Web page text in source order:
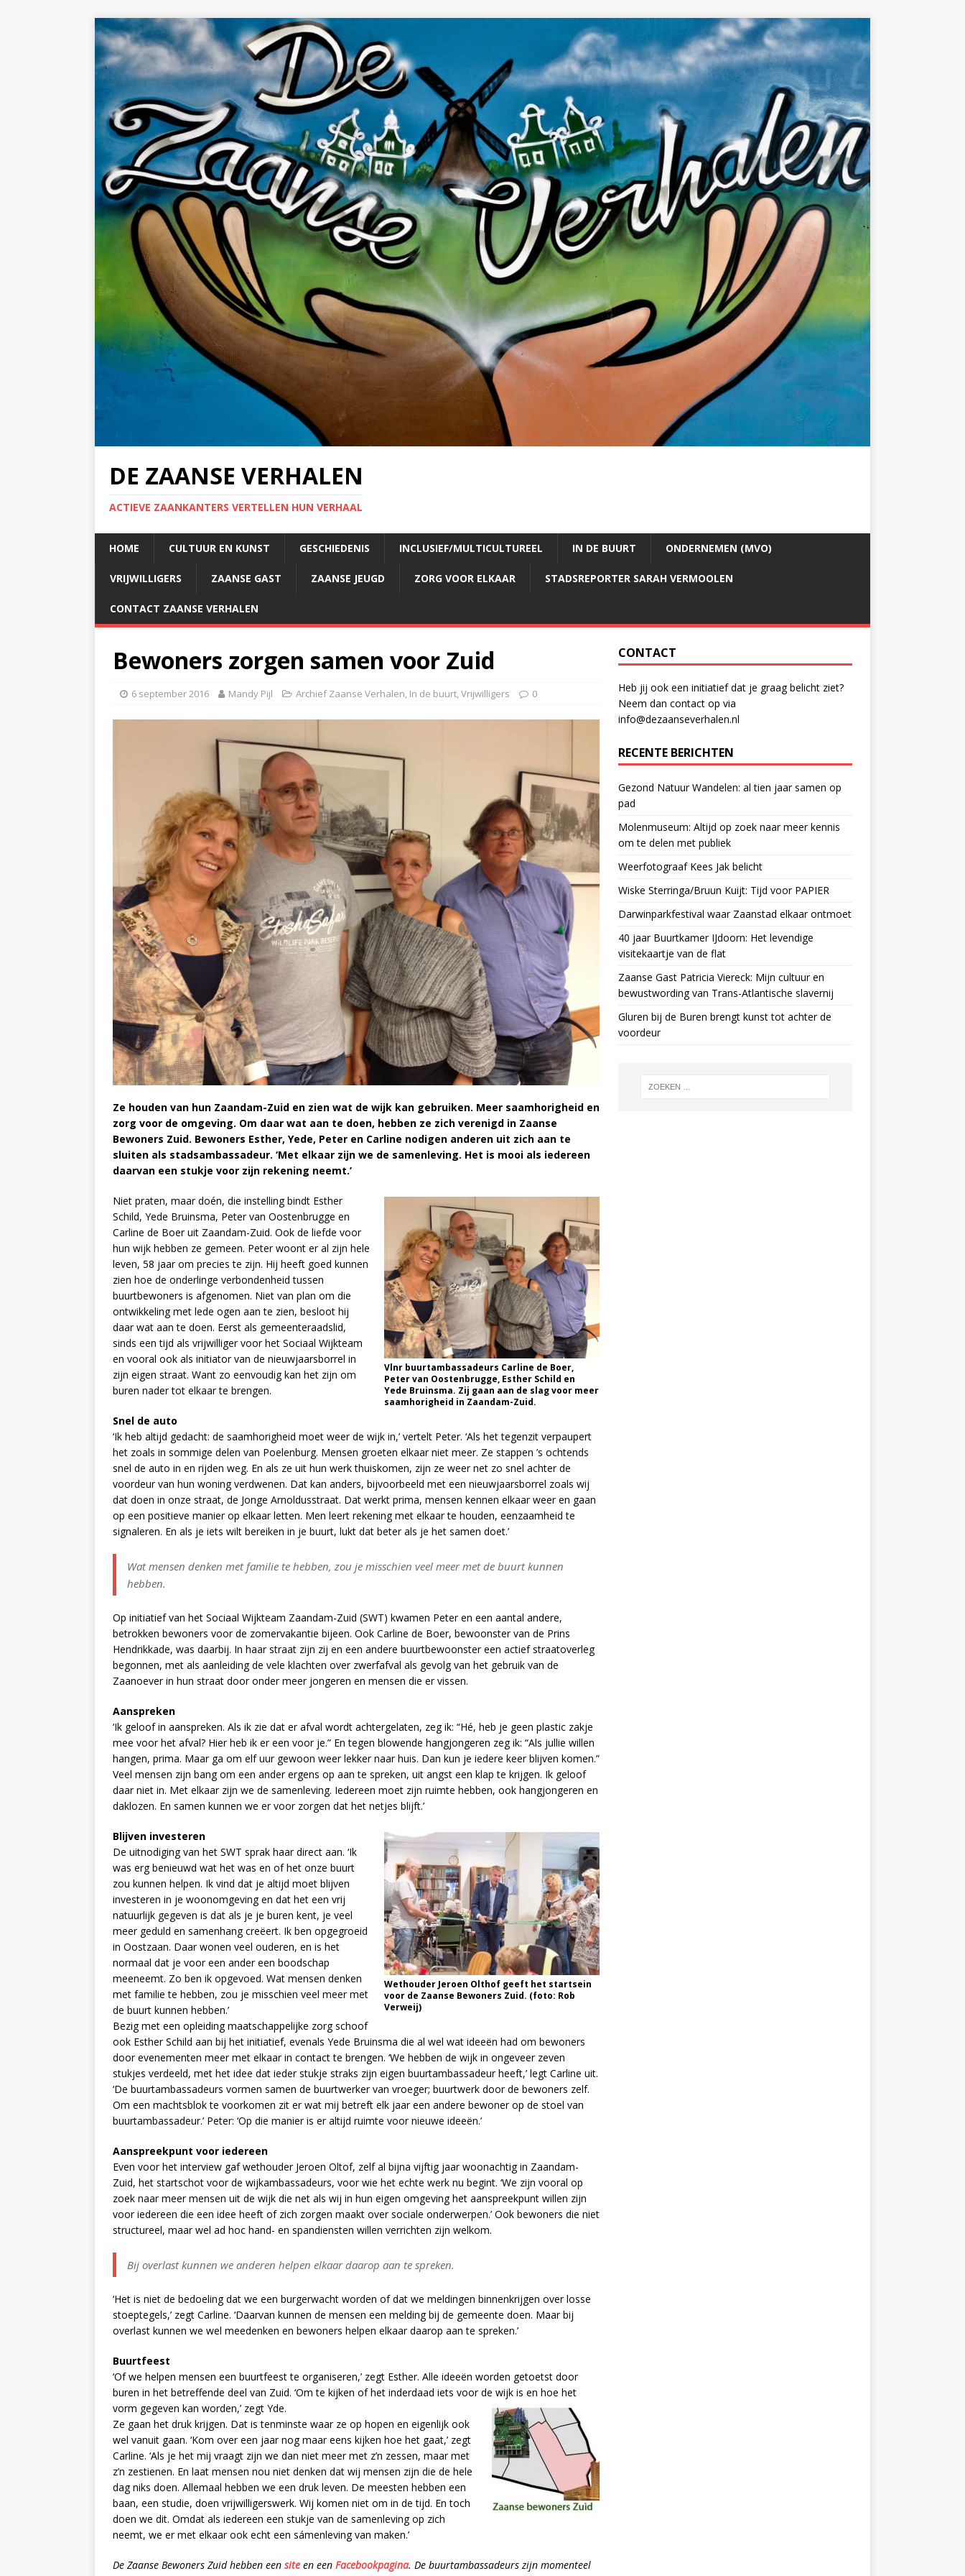
DE ZAANSE VERHALEN
ACTIEVE ZAANKANTERS VERTELLEN HUN VERHAAL
HOME CULTUUR EN KUNST GESCHIEDENIS INCLUSIEF/MULTICULTUREEL IN DE BUURT ONDERNEMEN (MVO)
VRIJWILLIGERS ZAANSE GAST ZAANSE JEUGD ZORG VOOR ELKAAR STADSREPORTER SARAH VERMOOLEN
CONTACT ZAANSE VERHALEN
Bewoners zorgen samen voor Zuid
6 september 2016 Mandy Pijl Archief Zaanse Verhalen, In de buurt,Vrijwilligers 0
Ze houden van hun Zaandam-Zuid en zien wat de wijk kan gebruiken. Meer saamhorigheid en
zorg voor de omgeving. Om daar wat aan te doen, hebben ze zich verenigd in Zaanse
Bewoners Zuid. Bewoners Esther, Yede, Peter en Carline nodigen anderen uit zich aan te
sluiten als stadsambassadeur. ‘Met elkaar zijn we de samenleving. Het is mooi als iedereen
daarvan een stukje voor zijn rekening neemt.’
Vlnr buurtambassadeurs Carline de Boer,
Peter van Oostenbrugge, Esther Schild en
Yede Bruinsma. Zij gaan aan de slag voor meer
saamhorigheid in Zaandam-Zuid.
Niet praten, maar doén, die instelling bindt Esther
Schild, Yede Bruinsma, Peter van Oostenbrugge en
Carline de Boer uit Zaandam-Zuid. Ook de liefde voor
hun wijk hebben ze gemeen. Peter woont er al zijn hele
leven, 58 jaar om precies te zijn. Hij heeft goed kunnen
zien hoe de onderlinge verbondenheid tussen
buurtbewoners is afgenomen. Niet van plan om die
ontwikkeling met lede ogen aan te zien, besloot hij
daar wat aan te doen. Eerst als gemeenteraadslid,
sinds een tijd als vrijwilliger voor het Sociaal Wijkteam
en vooral ook als initiator van de nieuwjaarsborrel in
zijn eigen straat. Want zo eenvoudig kan het zijn om
buren nader tot elkaar te brengen.
Snel de auto
‘Ik heb altijd gedacht: de saamhorigheid moet weer de wijk in,’ vertelt Peter. ‘Als het tegenzit verpaupert
het zoals in sommige delen van Poelenburg. Mensen groeten elkaar niet meer. Ze stappen ’s ochtends
snel de auto in en rijden weg. En als ze uit hun werk thuiskomen, zijn ze weer net zo snel achter de
voordeur van hun woning verdwenen. Dat kan anders, bijvoorbeeld met een nieuwjaarsborrel zoals wij
dat doen in onze straat, de Jonge Arnoldusstraat. Dat werkt prima, mensen kennen elkaar weer en gaan
op een positieve manier op elkaar letten. Men leert rekening met elkaar te houden, eenzaamheid te
signaleren. En als je iets wilt bereiken in je buurt, lukt dat beter als je het samen doet.’
Wat mensen denken met familie te hebben, zou je misschien veel meer met de buurt kunnen
hebben.
Op initiatief van het Sociaal Wijkteam Zaandam-Zuid (SWT) kwamen Peter en een aantal andere,
betrokken bewoners voor de zomervakantie bijeen. Ook Carline de Boer, bewoonster van de Prins
Hendrikkade, was daarbij. In haar straat zijn zij en een andere buurtbewoonster een actief straatoverleg
begonnen, met als aanleiding de vele klachten over zwerfafval als gevolg van het gebruik van de
Zaanoever in hun straat door onder meer jongeren en mensen die er vissen.
Aanspreken
‘Ik geloof in aanspreken. Als ik zie dat er afval wordt achtergelaten, zeg ik: “Hé, heb je geen plastic zakje
mee voor het afval? Hier heb ik er een voor je.” En tegen blowende hangjongeren zeg ik: “Als jullie willen
hangen, prima. Maar ga om elf uur gewoon weer lekker naar huis. Dan kun je iedere keer blijven komen.”
Veel mensen zijn bang om een ander ergens op aan te spreken, uit angst een klap te krijgen. Ik geloof
daar niet in. Met elkaar zijn we de samenleving. Iedereen moet zijn ruimte hebben, ook hangjongeren en
daklozen. En samen kunnen we er voor zorgen dat het netjes blijft.’
Wethouder Jeroen Olthof geeft het startsein
voor de Zaanse Bewoners Zuid. (foto: Rob
Verweij)
Blijven investeren
De uitnodiging van het SWT sprak haar direct aan. ‘Ik
was erg benieuwd wat het was en of het onze buurt
zou kunnen helpen. Ik vind dat je altijd moet blijven
investeren in je woonomgeving en dat het een vrij
natuurlijk gegeven is dat als je je buren kent, je veel
meer geduld en samenhang creëert. Ik ben opgegroeid
in Oostzaan. Daar wonen veel ouderen, en is het
normaal dat je voor een ander een boodschap
meeneemt. Zo ben ik opgevoed. Wat mensen denken
met familie te hebben, zou je misschien veel meer met
de buurt kunnen hebben.’
Bezig met een opleiding maatschappelijke zorg schoof
ook Esther Schild aan bij het initiatief, evenals Yede Bruinsma die al wel wat ideeën had om bewoners
door evenementen meer met elkaar in contact te brengen. ‘We hebben de wijk in ongeveer zeven
stukjes verdeeld, met het idee dat ieder stukje straks zijn eigen buurtambassadeur heeft,’ legt Carline uit.
‘De buurtambassadeurs vormen samen de buurtwerker van vroeger; buurtwerk door de bewoners zelf.
Om een machtsblok te voorkomen zit er wat mij betreft elk jaar een andere bewoner op de stoel van
buurtambassadeur.’ Peter: ‘Op die manier is er altijd ruimte voor nieuwe ideeën.’
Aanspreekpunt voor iedereen
Even voor het interview gaf wethouder Jeroen Oltof, zelf al bijna vijftig jaar woonachtig in Zaandam-
Zuid, het startschot voor de wijkambassadeurs, voor wie het echte werk nu begint. ‘We zijn vooral op
zoek naar meer mensen uit de wijk die net als wij in hun eigen omgeving het aanspreekpunt willen zijn
voor iedereen die een idee heeft of zich zorgen maakt over sociale onderwerpen.’ Ook bewoners die niet
structureel, maar wel ad hoc hand- en spandiensten willen verrichten zijn welkom.
Bij overlast kunnen we anderen helpen elkaar daarop aan te spreken.
‘Het is niet de bedoeling dat we een burgerwacht worden of dat we meldingen binnenkrijgen over losse
stoeptegels,’ zegt Carline. ‘Daarvan kunnen de mensen een melding bij de gemeente doen. Maar bij
overlast kunnen we wel meedenken en bewoners helpen elkaar daarop aan te spreken.’
Buurtfeest
‘Of we helpen mensen een buurtfeest te organiseren,’ zegt Esther. Alle ideeën worden getoetst door
buren in het betreffende deel van Zuid. ‘Om te kijken of het inderdaad iets voor de wijk is en hoe het
vorm gegeven kan worden,’ zegt Yde.
Ze gaan het druk krijgen. Dat is tenminste waar ze op hopen en eigenlijk ook
wel vanuit gaan. ‘Kom over een jaar nog maar eens kijken hoe het gaat,’ zegt
Carline. ‘Als je het mij vraagt zijn we dan niet meer met z’n zessen, maar met
z’n zestienen. En laat mensen nou niet denken dat wij mensen zijn die de hele
dag niks doen. Allemaal hebben we een druk leven. De meesten hebben een
baan, een studie, doen vrijwilligerswerk. Wij komen niet om in de tijd. En toch
doen we dit. Omdat als iedereen een stukje van de samenleving op zich
neemt, we er met elkaar ook echt een sámenleving van maken.’
De Zaanse Bewoners Zuid hebben een site en een Facebookpagina. De buurtambassadeurs zijn momenteel
CONTACT
Heb jij ook een initiatief dat je graag belicht ziet?
Neem dan contact op via
info@dezaanseverhalen.nl
RECENTE BERICHTEN
Gezond Natuur Wandelen: al tien jaar samen op
pad
Molenmuseum: Altijd op zoek naar meer kennis
om te delen met publiek
Weerfotograaf Kees Jak belicht
Wiske Sterringa/Bruun Kuijt: Tijd voor PAPIER
Darwinparkfestival waar Zaanstad elkaar ontmoet
40 jaar Buurtkamer IJdoorn: Het levendige
visitekaartje van de flat
Zaanse Gast Patricia Viereck: Mijn cultuur en
bewustwording van Trans-Atlantische slavernij
Gluren bij de Buren brengt kunst tot achter de
voordeur